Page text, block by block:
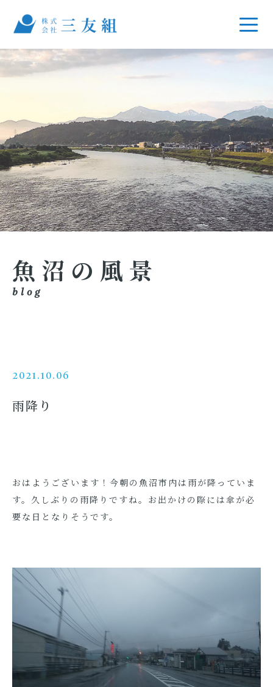
魚沼の風景
blog
2021.10.06
雨降り
おはようございます！今朝の魚沼市内は雨が降っていま
す。久しぶりの雨降りですね。お出かけの際には傘が必
要な日となりそうです。